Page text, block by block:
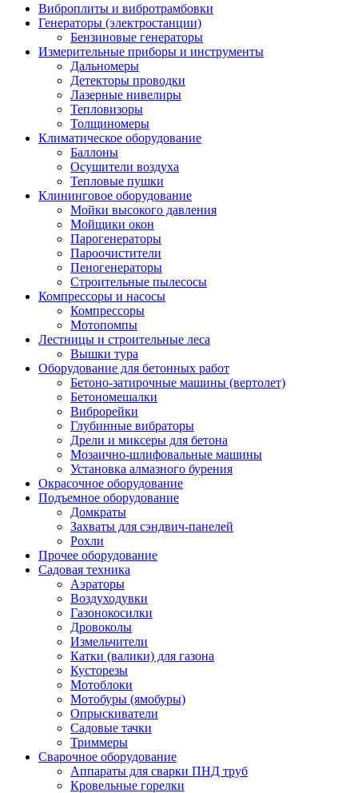
Виброплиты и вибротрамбовки
Генераторы (электростанции)
Бензиновые генераторы
Измерительные приборы и инструменты
Дальномеры
Детекторы проводки
Лазерные нивелиры
Тепловизоры
Толщиномеры
Климатическое оборудование
Баллоны
Осушители воздуха
Тепловые пушки
Клининговое оборудование
Мойки высокого давления
Мойщики окон
Парогенераторы
Пароочистители
Пеногенераторы
Строительные пылесосы
Компрессоры и насосы
Компрессоры
Мотопомпы
Лестницы и строительные леса
Вышки тура
Оборудование для бетонных работ
Бетоно-затирочные машины (вертолет)
Бетономешалки
Виброрейки
Глубинные вибраторы
Дрели и миксеры для бетона
Мозаично-шлифовальные машины
Установка алмазного бурения
Окрасочное оборудование
Подъемное оборудование
Домкраты
Захваты для сэндвич-панелей
Рохли
Прочее оборудование
Садовая техника
Аэраторы
Воздуходувки
Газонокосилки
Дровоколы
Измельчители
Катки (валики) для газона
Кусторезы
Мотоблоки
Мотобуры (ямобуры)
Опрыскиватели
Садовые тачки
Триммеры
Сварочное оборудование
Аппараты для сварки ПНД труб
Кровельные горелки